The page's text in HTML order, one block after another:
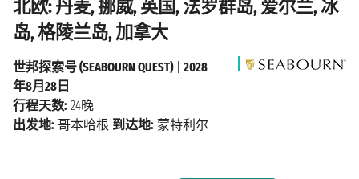
北欧: 丹麦, 挪威, 英国, 法罗群岛, 爱尔兰, 冰
岛, 格陵兰岛, 加拿大
世邦探索号 (SEABOURN QUEST)| 2028
年8月28日
行程天数: 24晚
出发地: 哥本哈根 到达地: 蒙特利尔